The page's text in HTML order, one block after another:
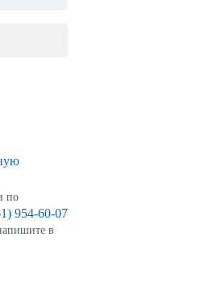
по
954-60-07
в